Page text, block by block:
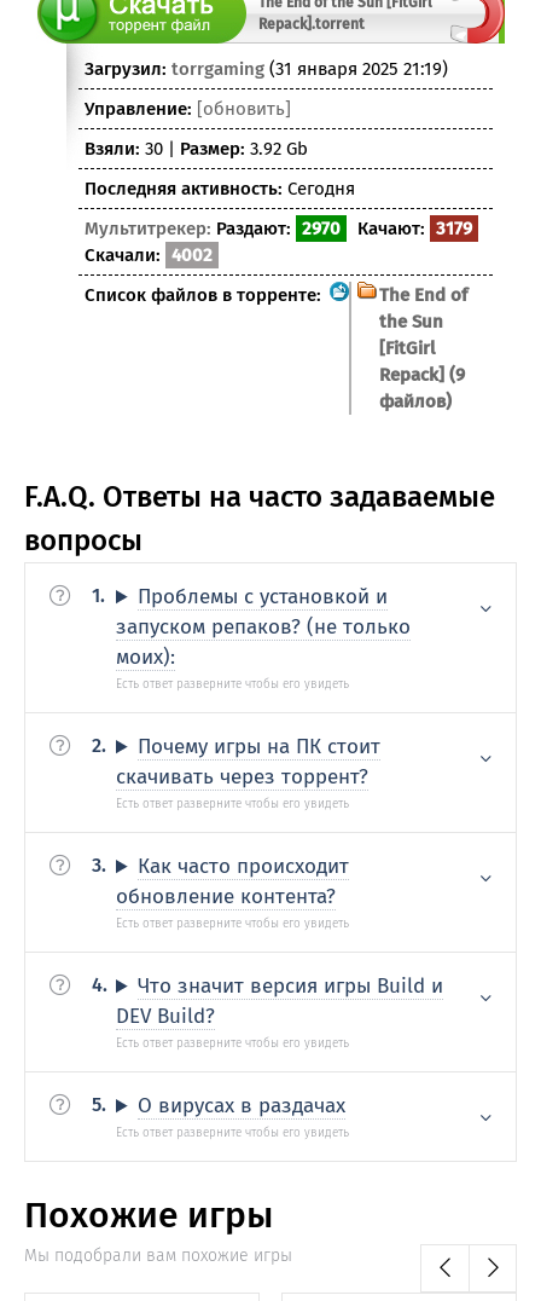
Repack].torrent
Загрузил: torrgaming (31 января 2025 21:19)
Управление: [обновить]
Взяли: 30 | Размер: 3.92 Gb
Последняя активность: Сегодня
Мультитрекер: Раздают: 2970 Качают: 3179
Скачали: 4002
Список файлов в торренте:
The End of
the Sun
[FitGirl
Repack] (9
файлов)
F.A.Q. Ответы на часто задаваемые
вопросы
Проблемы с установкой и
запуском репаков? (не только
моих):
Почему игры на ПК стоит
скачивать через торрент?
Как часто происходит
обновление контента?
Что значит версия игры Build и
DEV Build?
О вирусах в раздачах
Похожие игры
Мы подобрали вам похожие игры